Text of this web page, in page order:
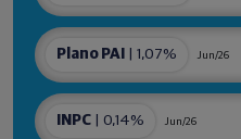
Plano PAI | 1,07% Jun/26
INPC | 0,14% Jun/26